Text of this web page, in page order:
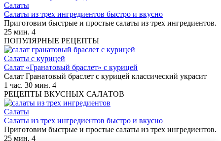
Салаты
Салаты из трех ингредиентов быстро и вкусно
Приготовим быстрые и простые салаты из трех ингредиентов.
25 мин. 4
ПОПУЛЯРНЫЕ РЕЦЕПТЫ
Салаты с курицей
Салат «Гранатовый браслет» с курицей
Салат Гранатовый браслет с курицей классический украсит
1 час. 30 мин. 4
РЕЦЕПТЫ ВКУСНЫХ САЛАТОВ
Салаты
Салаты из трех ингредиентов быстро и вкусно
Приготовим быстрые и простые салаты из трех ингредиентов.
25 мин. 4